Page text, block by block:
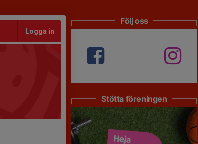
Logga in
Följ oss
Stötta föreningen